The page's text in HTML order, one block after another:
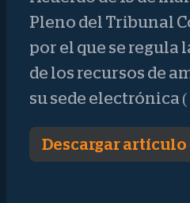
Pleno del Tribunal
por el que se regula
de los recursos de
su sede electrónica (
Descargar